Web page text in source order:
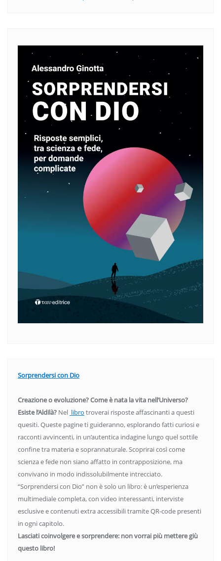
Sorprendersi con Dio
Creazione o evoluzione? Come è nata la vita nell’Universo?
Esiste l’Aldilà? Nel libro troverai risposte affascinanti a questi
quesiti. Queste pagine ti guideranno, esplorando fatti curiosi e
racconti avvincenti, in un’autentica indagine lungo quel sottile
confine tra materia e soprannaturale. Scoprirai così come
scienza e fede non siano affatto in contrapposizione, ma
convivano in modo indissolubilmente intrecciato.
“Sorprendersi con Dio” non è solo un libro: è un’esperienza
multimediale completa, con video interessanti, interviste
esclusive e contenuti extra accessibili tramite QR-code presenti
in ogni capitolo.
Lasciati coinvolgere e sorprendere: non vorrai più mettere giù
questo libro!